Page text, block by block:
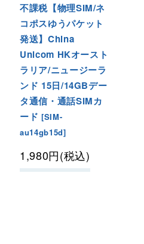
不課税【物理SIM/ネ
コポスゆうパケット
発送】China
Unicom HKオースト
ラリア/ニュージーラ
ンド 15日/14GBデー
タ通信・通話SIMカ
ード [SIM-
au14gb15d]
1,980円(税込)